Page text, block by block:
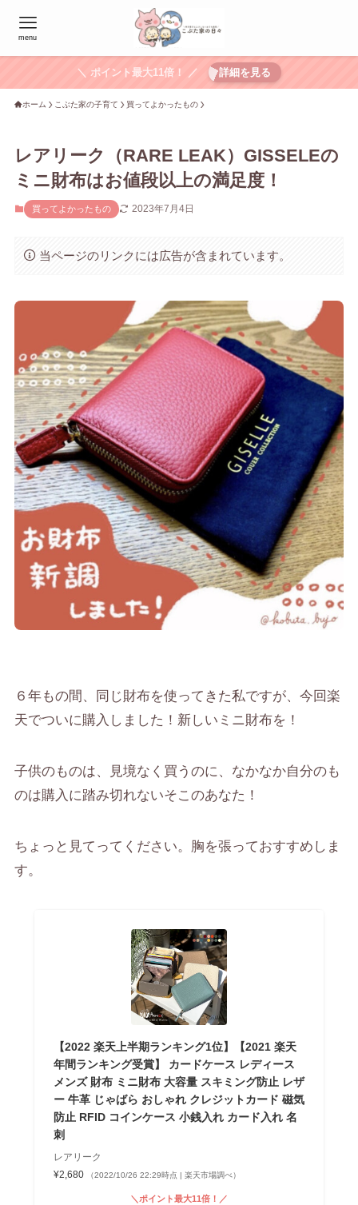
menu
＼ ポイント最大11倍！ ／ 詳細を見る
ホーム こぶた家の子育て 買ってよかったもの
レアリーク（RARE LEAK）GISSELEの
ミニ財布はお値段以上の満足度！
買ってよかったもの 2023年7月4日
当ページのリンクには広告が含まれています。
６年もの間、同じ財布を使ってきた私ですが、今回楽
天でついに購入しました！ 新しいミニ財布を！
子供のものは、見境なく買うのに、なかなか自分のも
のは購入に踏み切れないそこのあなた！
ちょっと見てってください。胸を張っておすすめしま
す。
【2022 楽天上半期ランキング1位】【2021 楽天
年間ランキング受賞】 カードケース レディース
メンズ 財布 ミニ財布 大容量 スキミング防止 レザ
ー 牛革 じゃばら おしゃれ クレジットカード 磁気
防止 RFID コインケース 小銭入れ カード入れ 名
刺
レアリーク
¥2,680
（2022/10/26 22:29時点 | 楽天市場調べ）
＼ポイント最大11倍！／